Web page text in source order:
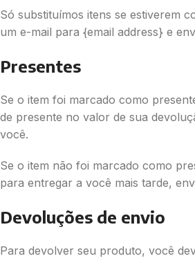
Só substituímos itens se estiverem
um e-mail para {email address} e
Presentes
Se o item foi marcado como
de presente no valor de sua
você.
Se o item não foi marcado como
para entregar a você mais tarde,
Devoluções de envio
Para devolver seu produto, você